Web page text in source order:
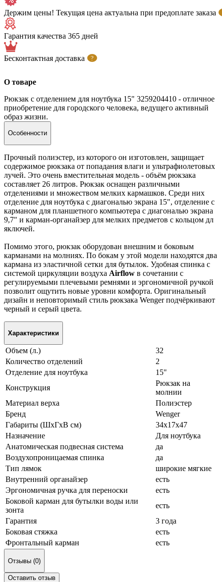
Держим цены! Текущая цена актуальна при предоплате заказа
Гарантия качества 365 дней
Бесконтактная доставка ?
О товаре
Рюкзак с отделением для ноутбука 15" 3259204410 - отличное
приобретение для городского человека, ведущего активный
образ жизни.
Особенности
Прочный полиэстер, из которого он изготовлен, защищает
содержимое рюкзака от попадания влаги и ультрафиолетовых
лучей. Это очень вместительная модель - объём рюкзака
составляет 26 литров. Рюкзак оснащен различными
отделениями и множеством мелких кармашков. Среди них
отделение для ноутбука с диагональю экрана 15", отделение с
карманом для планшетного компьютера с диагональю экрана
9,7" и карман-органайзер для мелких предметов с кольцом дл
яключей.
Помимо этого, рюкзак оборудован внешним и боковым
карманами на молниях. По бокам у этой модели находятся два
кармана из эластичной сетки для бутылок. Удобная спинка с
системой циркуляции воздуха Airflow в сочетании с
регулируемыми плечевыми ремнями и эргономичной ручкой
позволит ощутить новые уровни комфорта. Оригинальный
дизайн и неповторимый стиль рюкзака Wenger подчёркивают
черный и серый цвета.
Характеристики
Объем (л.)
32
Количество отделений
2
Отделение для ноутбука
15"
Конструкция
Рюкзак на
молнии
Материал верха
Полиэстер
Бренд
Wenger
Габариты (ШxГxВ см)
34x17x47
Назначение
Для ноутбука
Анатомическая подвесная система
да
Воздухопроницаемая спинка
да
Тип лямок
широкие мягкие
Внутренний органайзер
есть
Эргономичная ручка для переноски
есть
Боковой карман для бутылки воды или
зонта
есть
Гарантия
3 года
Боковая стяжка
есть
Фронтальный карман
есть
Отзывы (0)
Оставить отзыв